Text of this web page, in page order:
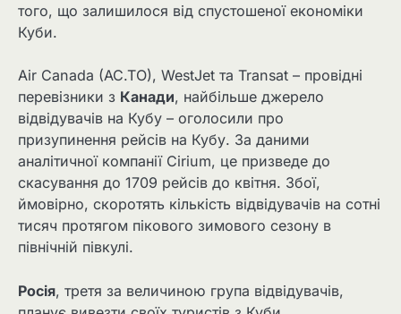
того, що залишилося від спустошеної економіки
Куби.
Air Canada (AC.TO), WestJet та Transat – провідні
перевізники з Канади, найбільше джерело
відвідувачів на Кубу – оголосили про
призупинення рейсів на Кубу. За даними
аналітичної компанії Cirium, це призведе до
скасування до 1709 рейсів до квітня. Збої,
ймовірно, скоротять кількість відвідувачів на сотні
тисяч протягом пікового зимового сезону в
північній півкулі.
Росія, третя за величиною група відвідувачів,